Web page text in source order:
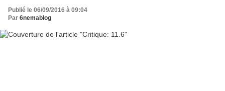
Publié le 06/09/2016 à 09:04
Par 6nemablog